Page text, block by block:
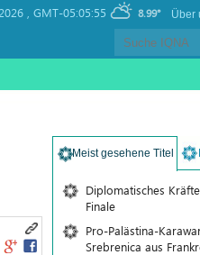
, GMT-05:05:55 8.99° Über
Meist gesehene Titel
Diplomatisches
Finale
Pro-Palästina-
Srebrenica aus